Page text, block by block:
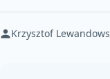
Krzysztof